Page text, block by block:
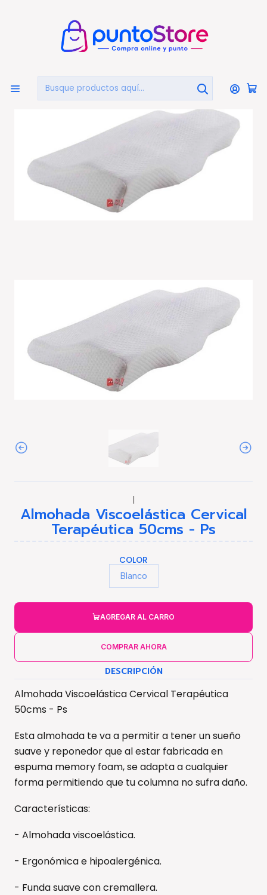
Inicio HOGAR Y DECORACIÓN Almohadas
Almohada Viscoelástica Cervical Terapéutica 50cms -
Ps
|
Almohada Viscoelástica Cervical
Terapéutica 50cms - Ps
COLOR
Blanco
AGREGAR AL CARRO
COMPRAR AHORA
DESCRIPCIÓN
Almohada Viscoelástica Cervical Terapéutica
50cms - Ps
Esta almohada te va a permitir a tener un sueño
suave y reponedor que al estar fabricada en
espuma memory foam, se adapta a cualquier
forma permitiendo que tu columna no sufra daño.
Características:
- Almohada viscoelástica.
- Ergonómica e hipoalergénica.
- Funda suave con cremallera.